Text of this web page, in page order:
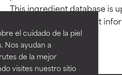
el cuidado de la piel
Nos ayudan a
de la mejor
visites nuestro sitio
This ingredient database is
ingredientes
EXCELENTE
Ingrediente
beneficios reales
ingredientes
EXCELENTE
Ingrediente
beneficios reales